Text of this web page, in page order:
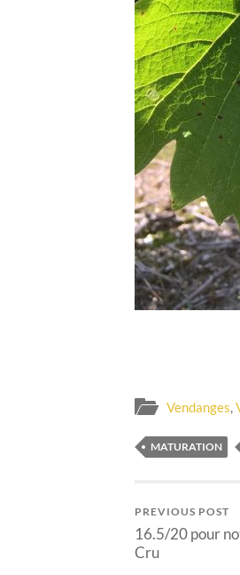
Vendanges,
MATURATION
PREVIOUS POST
16.5/20 pour
Cru